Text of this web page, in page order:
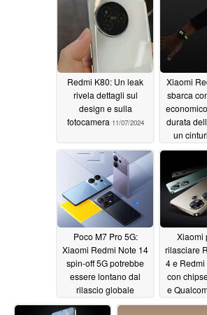
11/08/2024
Redmi K80: Un leak
rivela dettagli sul
design e sulla
fotocamera 11/07/2024
Xiaomi
sbarca
durata
un
Poco M7 Pro 5G:
Xiaomi Redmi Note 14
spin-off 5G potrebbe
essere lontano dal
rilascio globale
10/29/2024
Xiaomi
rilasciare
4 e Redmi
con
e